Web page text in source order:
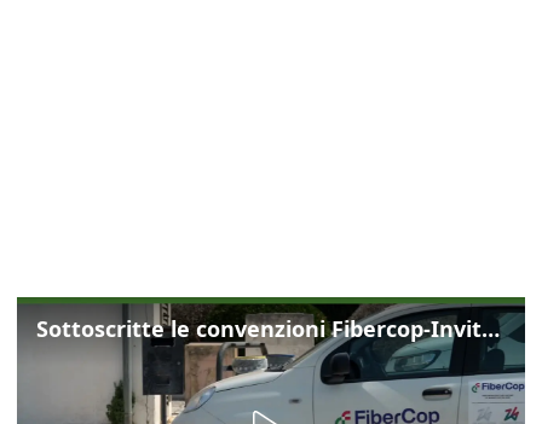
Sottoscritte le convenzioni Fibercop-Invitalia, fibra ottica per 477 mila civici